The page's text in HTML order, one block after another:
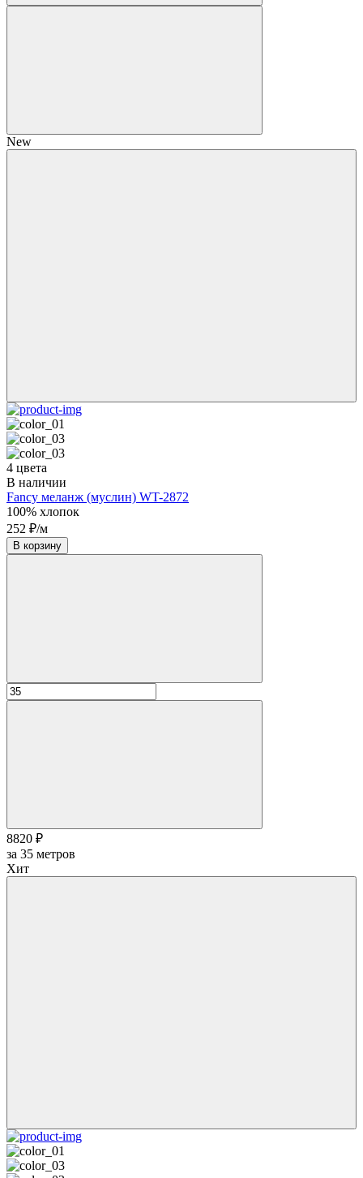
New
4 цвета
В наличии
Fancy меланж (муслин) WT-2872
100% хлопок
252 ₽/м
В корзину
8820 ₽
за 35 метров
Хит